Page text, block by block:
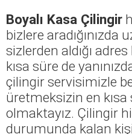
Boyalı Kasa Çilingir
bizlere aradığınızda
sizlerden aldığı
kısa süre de
çilingir servisimizle
üretmeksizin en kısa
olmaktayız. Çilingir
durumunda kalan